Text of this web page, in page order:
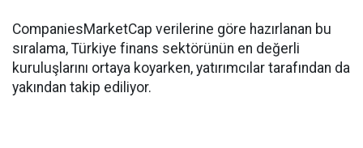
CompaniesMarketCap verilerine göre hazırlanan bu
sıralama, Türkiye finans sektörünün en değerli
kuruluşlarını ortaya koyarken, yatırımcılar tarafından da
yakından takip ediliyor.